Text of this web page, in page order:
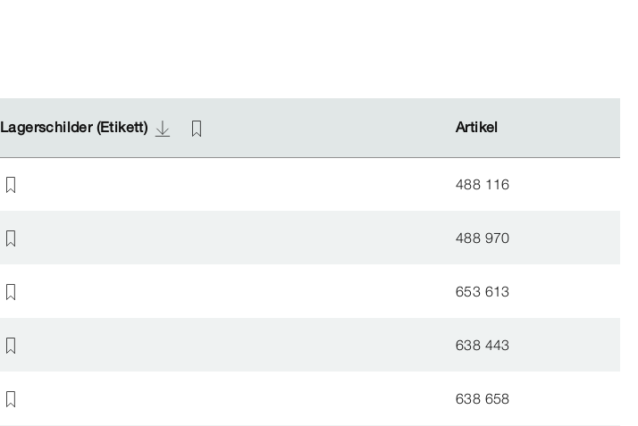
Lagerschilder (Etikett) Artikel
Lagerschilder (Etikett) Artikel
488 116
488 970
653 613
638 443
638 658